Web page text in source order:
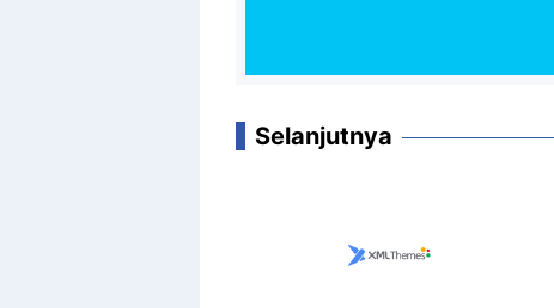
Selanjutnya